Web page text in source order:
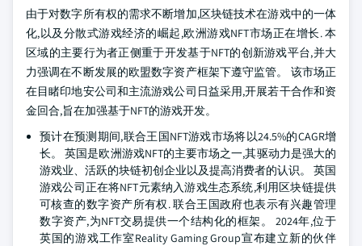
由于对数字所有权的需求不断增加,区块链技术在游戏中的一体
化,以及分散式游戏经济的崛起,欧洲游戏NFT市场正在增长. 本
区域的主要行为者正侧重于开发基于NFT的创新游戏平台,并大
力强调在不断发展的欧盟数字资产框架下遵守监管。 该市场正
在目睹印地安公司和主流游戏公司日益采用,开展若干合作和资
金回合,旨在加强基于NFT的游戏开发。
预计在预测期间,联合王国NFT游戏市场将以24.5%的CAGR增
长。 英国是欧洲游戏NFT的主要市场之一,其驱动力是强大的
游戏业、活跃的块链初创企业以及提高消费者的认识。 英国
游戏公司正在将NFT元素纳入游戏生态系统,利用区块链提供
可核查的数字资产所有权. 联合王国政府也表示有兴趣管理
数字资产,为NFT交易提供一个结构化的框架。 2024年,位于
英国的游戏工作室Reality Gaming Group宣布建立新的伙伴